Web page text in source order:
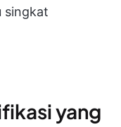
singkat
yang